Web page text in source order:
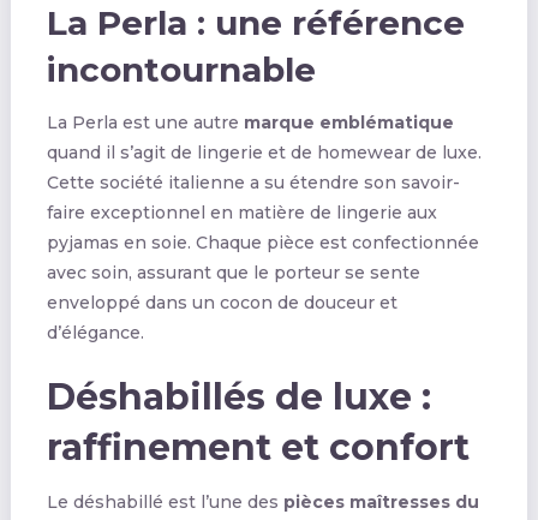
La Perla : une référence
incontournable
La Perla est une autre marque emblématique
quand il s’agit de lingerie et de homewear de luxe.
Cette société italienne a su étendre son savoir-
faire exceptionnel en matière de lingerie aux
pyjamas en soie. Chaque pièce est confectionnée
avec soin, assurant que le porteur se sente
enveloppé dans un cocon de douceur et
d’élégance.
Déshabillés de luxe :
raffinement et confort
Le déshabillé est l’une des pièces maîtresses du